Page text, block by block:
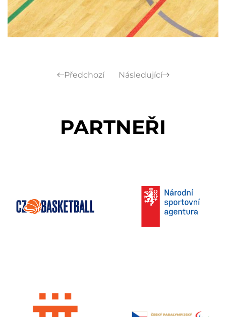
Předchozí Následující
PARTNEŘI